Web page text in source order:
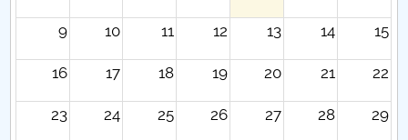
9 10 11 12 13 14 15
16 17 18 19 20 21 22
23 24 25 26 27 28 29